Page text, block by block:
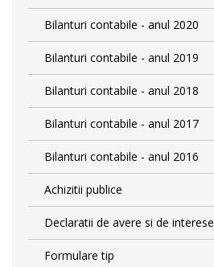
Bilanturi contabile - anul 2020
Bilanturi contabile - anul 2019
Bilanturi contabile - anul 2018
Bilanturi contabile - anul 2017
Bilanturi contabile - anul 2016
Achizitii publice
Declaratii de avere si de interese
Formulare tip